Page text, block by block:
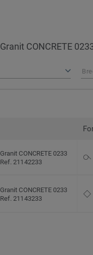
Granit CONCRETE
Granit CONCRETE 0233
Ref. 21142233
Granit CONCRETE 0233
Ref. 21143233